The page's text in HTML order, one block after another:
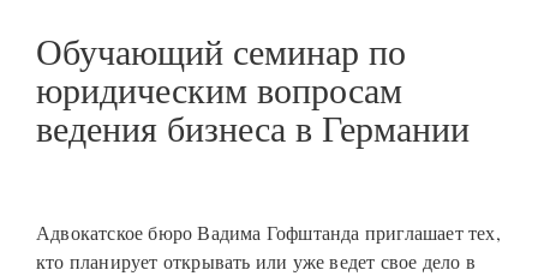
Обучающий семинар по
юридическим вопросам
ведения бизнеса в Германии
Larger
Адвокатское бюро Вадима Гофштанда приглашает тех,
кто планирует открывать или уже ведет свое дело в